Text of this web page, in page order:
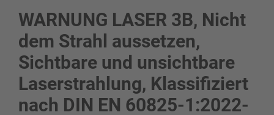
WARNUNG LASER 3B, Nicht
dem Strahl aussetzen,
Sichtbare und unsichtbare
Laserstrahlung, Klassifiziert
nach DIN EN 60825-1:2022-